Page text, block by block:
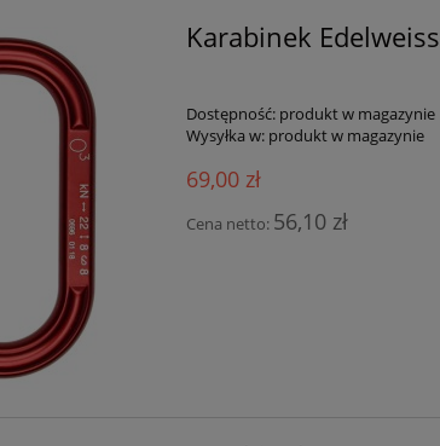
Karabinek
Dostępność: produkt w magazynie
Wysyłka w: produkt w magazynie
69,00 zł
Cena netto: 56,10 zł